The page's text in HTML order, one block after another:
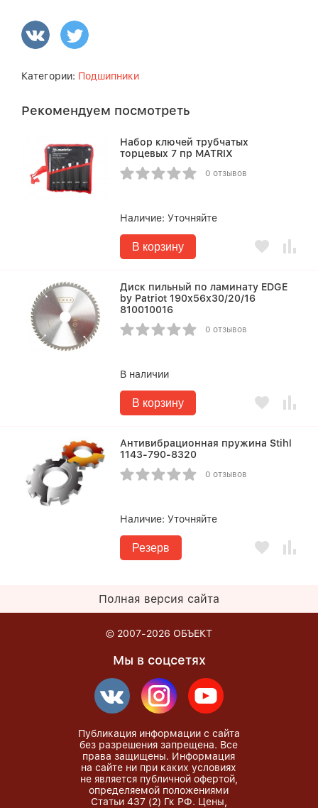
Категории: Подшипники
Рекомендуем посмотреть
Набор ключей трубчатых
торцевых 7 пр MATRIX
0 отзывов
Наличие:Уточняйте
В корзину
Диск пильный по ламинату EDGE
by Patriot 190х56х30/20/16
810010016
0 отзывов
В наличии
В корзину
Антивибрационная пружина Stihl
1143-790-8320
0 отзывов
Наличие:Уточняйте
Резерв
Полная версия сайта
© 2007-2026 ОБЪЕКТ
Мы в соцсетях
Публикация информации с сайта
без разрешения запрещена. Все
права защищены. Информация
на сайте ни при каких условиях
не является публичной офертой,
определяемой положениями
Статьи 437 (2) Гк РФ. Цены,